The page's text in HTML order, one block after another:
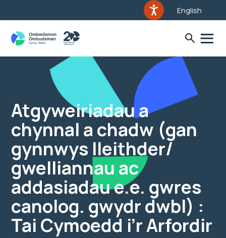
English
Atgyweiriadau a
chynnal a chadw (gan
gynnwys lleithder/
gwelliannau ac
addasiadau e.e. gwres
canolog. gwydr dwbl) :
Tai Cymoedd i’r Arfordir